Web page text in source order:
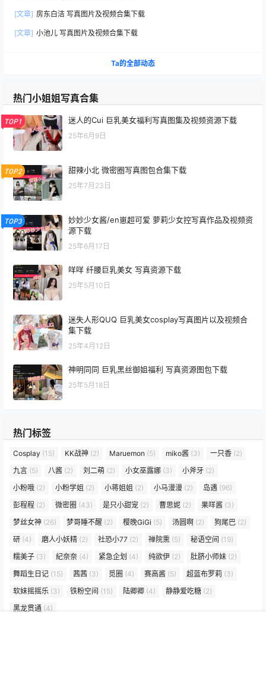
[文章] 房东白洁 写真图片及视频合集下载
[文章] 小池儿 写真图片及视频合集下载
Ta的全部动态
热门小姐姐写真合集
TOP1 迷人的Cui 巨乳美女福利写真图集及视频资源下载
25年6月9日
TOP2 甜辣小北 微密圈写真图包合集下载
25年7月23日
TOP3
妙妙少女酱/en崽超可爱 萝莉少女控写真作品及视频资
源下载
25年6月17日
咩咩 纤腰巨乳美女 写真资源下载
25年5月10日
迷失人形QUQ 巨乳美女cosplay写真图片以及视频合
集下载
25年4月12日
神明同同 巨乳黑丝御姐福利 写真资源图包下载
25年5月18日
热门标签
Cosplay (15) KK战神 (2) Maruemon (5) miko酱 (3) 一只香 (2)
九言 (5) 八酱 (2) 刘二萌 (2) 小女巫露娜 (3) 小斧牙 (2)
小粉哦 (2) 小粉学姐 (2) 小蒋姐姐 (2) 小马漫漫 (2) 岛遇 (96)
彭程程 (2) 微密圈 (43) 是只小甜宠 (2) 曹思妮 (2) 果咩酱 (3)
梦丝女神 (26) 梦哥睡不醒 (2) 樱晚GiGi (5) 汤圆啊 (2) 狗尾巴 (2)
研 (4) 磨人小妖精 (2) 社恐小77 (2) 禅院熏 (5) 秘语空间 (19)
糯美子 (3) 紀奈奈 (4) 紧急企划 (4) 纯欲伊 (2) 肚脐小师妹 (2)
舞蹈生日记 (15) 茜茜 (3) 觅圈 (4) 赛高酱 (5) 超蓝布罗莉 (3)
软妹摇摇乐 (3) 铁粉空间 (15) 陆卿卿 (4) 静静爱吃糖 (2)
黑龙贯通 (4)